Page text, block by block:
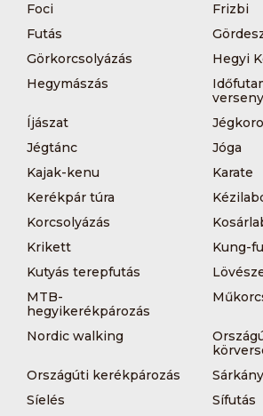
Foci
Frizbi
Futás
Görkorcsolyázás
Hegyi
Hegymászás
verseny
Íjászat
Jégtánc
Jóga
Kajak-kenu
Karate
Kerékpár túra
Korcsolyázás
Krikett
Kung-fu
Kutyás terepfutás
MTB-
hegyikerékpározás
Nordic walking
Országúti kerékpározás
Síelés
Sífutás